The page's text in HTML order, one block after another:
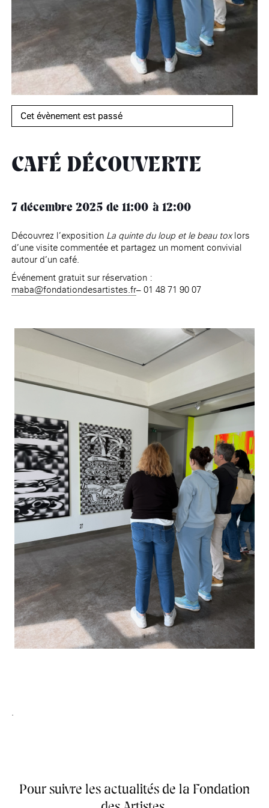
Cet évènement est passé
CAFÉ DÉCOUVERTE
7 décembre 2025de 11:00 12:00
Découvrez l’exposition La quinte du loup et le beau tox lors
d’une visite commentée et partagez un moment convivial
autour d’un café.
Événement gratuit sur réservation :
maba@fondationdesartistes.fr– 01 48 71 90 07
.
Pour suivre les actualités de la Fondation
Maison nationale
des artistes(EHPAD) Accueil
Fondation
Rotonde Balzac de l’Hôtel
Salomon de Rothschild
Jardin public de l’Hôtel
Salomon de Rothschild